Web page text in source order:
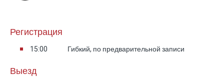
Регистрация
15:00 Гибкий, по предварительной записи
Выезд